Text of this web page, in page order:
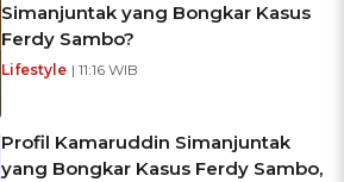
Simanjuntak yang Bongkar Kasus
Ferdy Sambo?
Lifestyle | 11:16 WIB
Profil Kamaruddin Simanjuntak
yang Bongkar Kasus Ferdy Sambo,